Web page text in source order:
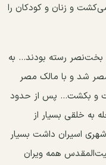
می‌کشت و زنان و کودکان را
بخت‌نصر رسته بودند... به
شد و با مالک مصر
و بکشت... پس از حدود
به خلقی بسیار از
اسیران داشت بسیار
و از مصر و از فلسطین۱۰ و بیت‌المقدس همه ویران